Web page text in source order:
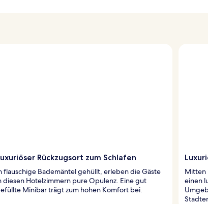
Rückzugsort zum Schlafen
flauschige Bademäntel gehüllt, erleben die Gäste
diesen Hotelzimmern pure Opulenz. Eine gut
Minibar trägt zum hohen Komfort bei.
Mitten
einen